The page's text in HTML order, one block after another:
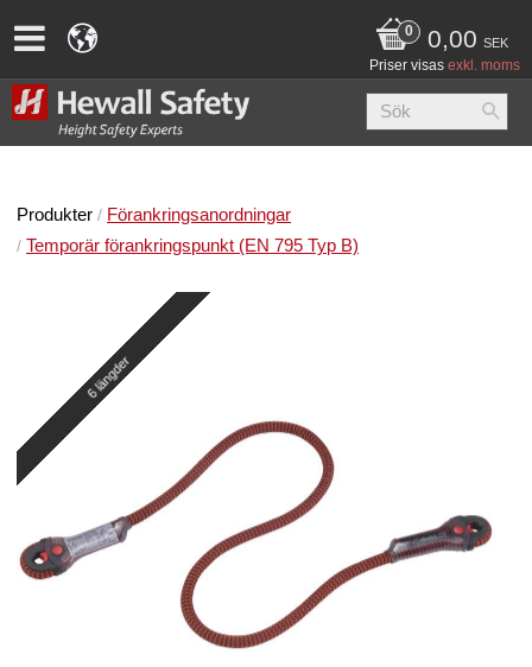
0,00 SEK
Priser visas exkl. moms
Produkter
Förankringsanordningar
Temporär förankringspunkt (EN 795 Typ B)
6 längder